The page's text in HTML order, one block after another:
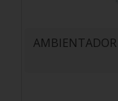
AMBIENTADOR